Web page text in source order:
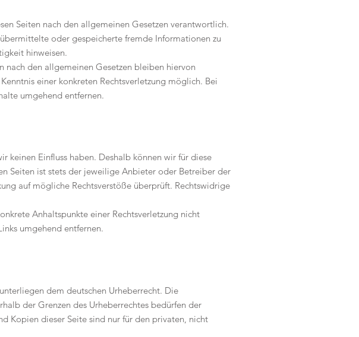
Seiten nach den allgemeinen Gesetzen verantwortlich.
oder gespeicherte fremde Informationen zu
hinweisen.
den allgemeinen Gesetzen bleiben hiervon
einer konkreten Rechtsverletzung möglich. Bei
umgehend entfernen.
keinen Einfluss haben. Deshalb können wir für diese
Seiten ist stets der jeweilige Anbieter oder Betreiber der
auf mögliche Rechtsverstöße überprüft. Rechtswidrige
Anhaltspunkte einer Rechtsverletzung nicht
umgehend entfernen.
dem deutschen Urheberrecht. Die
der Grenzen des Urheberrechtes bedürfen der
Kopien dieser Seite sind nur für den privaten, nicht